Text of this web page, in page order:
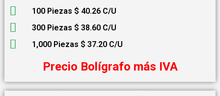
100 Piezas $ 40.26 C/U
300 Piezas $ 38.60 C/U
1,000 Piezas $ 37.20 C/U
Precio Bolígrafo más IVA